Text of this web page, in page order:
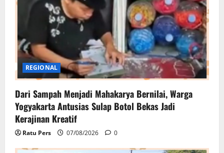
REGIONAL
Dari Sampah Menjadi Mahakarya Bernilai, Warga
Yogyakarta Antusias Sulap Botol Bekas Jadi
Kerajinan Kreatif
Ratu Pers 07/08/2026 0